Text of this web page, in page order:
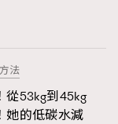
1
｜模特
法
從53kg到45kg
她的低碳水減